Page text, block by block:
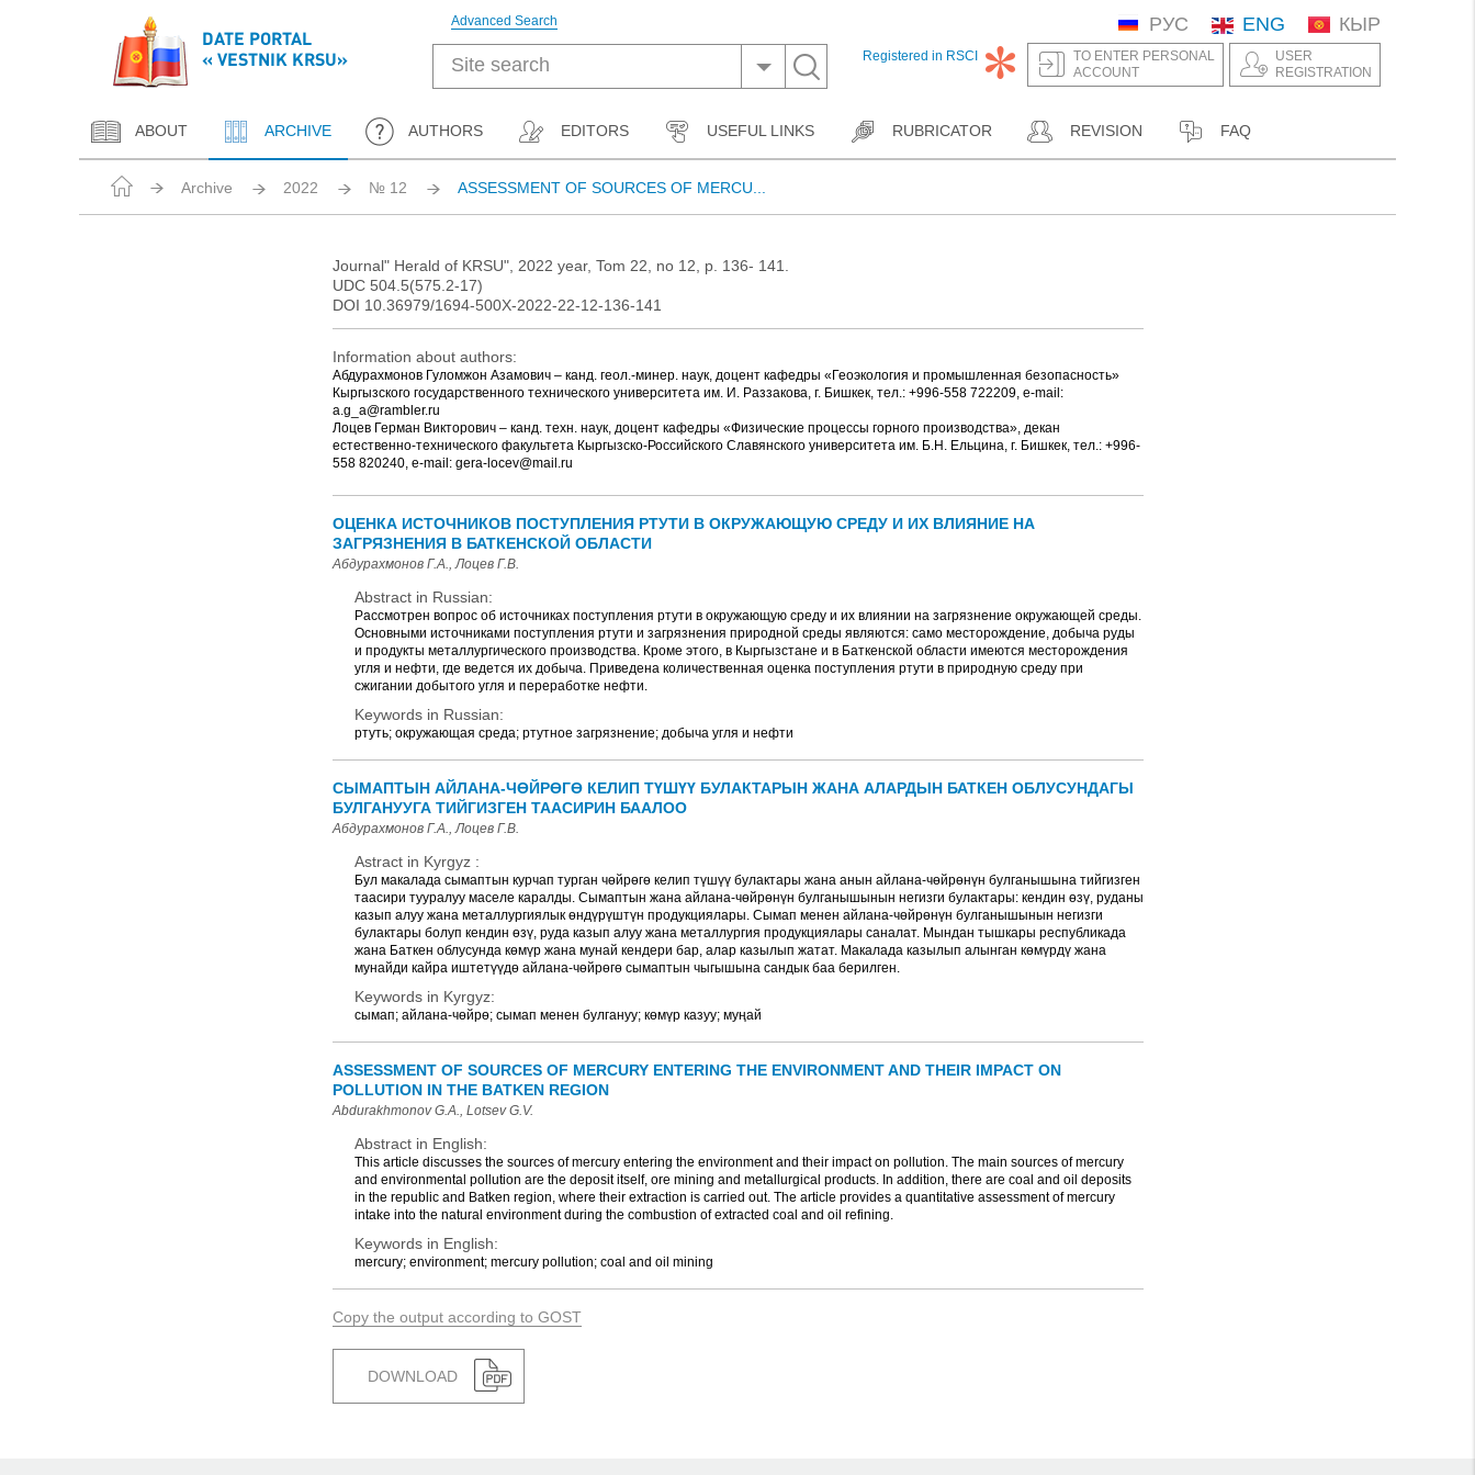
DATE PORTAL
« VESTNIK KRSU»
Advanced Search
Registered in RSCI
РУС ENG КЫР
TO ENTER PERSONAL
ACCOUNT
USER
REGISTRATION
ABOUT ARCHIVE AUTHORS EDITORS USEFUL LINKS RUBRICATOR REVISION FAQ
Archive 2022 № 12 ASSESSMENT OF SOURCES OF MERCU...
Journal" Herald of KRSU", 2022 year, Tom 22, no 12, p. 136- 141.
UDC 504.5(575.2-17)
DOI 10.36979/1694-500X-2022-22-12-136-141
Information about authors:
Абдурахмонов Гуломжон Азамович – канд. геол.-минер. наук, доцент кафедры «Геоэкология и промышленная безопасность»
Кыргызского государственного технического университета им. И. Раззакова, г. Бишкек, тел.: +996-558 722209, е-mail:
a.g_a@rambler.ru
Лоцев Герман Викторович – канд. техн. наук, доцент кафедры «Физические процессы горного производства», декан
естественно-технического факультета Кыргызско-Российского Славянского университета им. Б.Н. Ельцина, г. Бишкек, тел.: +996-
558 820240, е-mail: gera-locev@mail.ru
ОЦЕНКА ИСТОЧНИКОВ ПОСТУПЛЕНИЯ РТУТИ В ОКРУЖАЮЩУЮ СРЕДУ И ИХ ВЛИЯНИЕ НА
ЗАГРЯЗНЕНИЯ В БАТКЕНСКОЙ ОБЛАСТИ
Абдурахмонов Г.А., Лоцев Г.В.
Abstract in Russian:
Рассмотрен вопрос об источниках поступления ртути в окружающую среду и их влиянии на загрязнение окружающей среды.
Основными источниками поступления ртути и загрязнения природной среды являются: само месторождение, добыча руды
и продукты металлургического производства. Кроме этого, в Кыргызстане и в Баткенской области имеются месторождения
угля и нефти, где ведется их добыча. Приведена количественная оценка поступления ртути в природную среду при
сжигании добытого угля и переработке нефти.
Keywords in Russian:
ртуть; окружающая среда; ртутное загрязнение; добыча угля и нефти
СЫМАПТЫН АЙЛАНА-ЧӨЙРӨГӨ КЕЛИП ТҮШҮҮ БУЛАКТАРЫН ЖАНА АЛАРДЫН БАТКЕН ОБЛУСУНДАГЫ
БУЛГАНУУГА ТИЙГИЗГЕН ТААСИРИН БААЛОО
Абдурахмонов Г.А., Лоцев Г.В.
Astract in Kyrgyz :
Бул макалада сымаптын курчап турган чөйрөгө келип түшүү булактары жана анын айлана-чөйрөнүн булганышына тийгизген
таасири тууралуу маселе каралды. Сымаптын жана айлана-чөйрөнүн булганышынын негизги булактары: кендин өзү, руданы
казып алуу жана металлургиялык өндүрүштүн продукциялары. Сымап менен айлана-чөйрөнүн булганышынын негизги
булактары болуп кендин өзү, руда казып алуу жана металлургия продукциялары саналат. Мындан тышкары республикада
жана Баткен облусунда көмүр жана мунай кендери бар, алар казылып жатат. Макалада казылып алынган көмүрдү жана
мунайди кайра иштетүүдө айлана-чөйрөгө сымаптын чыгышына сандык баа берилген.
Keywords in Kyrgyz:
сымап; айлана-чөйрө; сымап менен булгануу; көмүр казуу; муңай
ASSESSMENT OF SOURCES OF MERCURY ENTERING THE ENVIRONMENT AND THEIR IMPACT ON
POLLUTION IN THE BATKEN REGION
Abdurakhmonov G.A., Lotsev G.V.
Abstract in English:
This article discusses the sources of mercury entering the environment and their impact on pollution. The main sources of mercury
and environmental pollution are the deposit itself, ore mining and metallurgical products. In addition, there are coal and oil deposits
in the republic and Batken region, where their extraction is carried out. The article provides a quantitative assessment of mercury
intake into the natural environment during the combustion of extracted coal and oil refining.
Keywords in English:
mercury; environment; mercury pollution; coal and oil mining
Copy the output according to GOST
DOWNLOAD